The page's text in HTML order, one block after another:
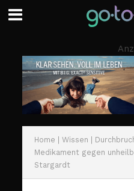
Home | Wissen |
Medikament gegen
Stargardt